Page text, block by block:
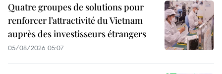
Quatre groupes de solutions pour
renforcer l’attractivité du Vietnam
auprès des investisseurs étrangers
05/08/2026 05:07